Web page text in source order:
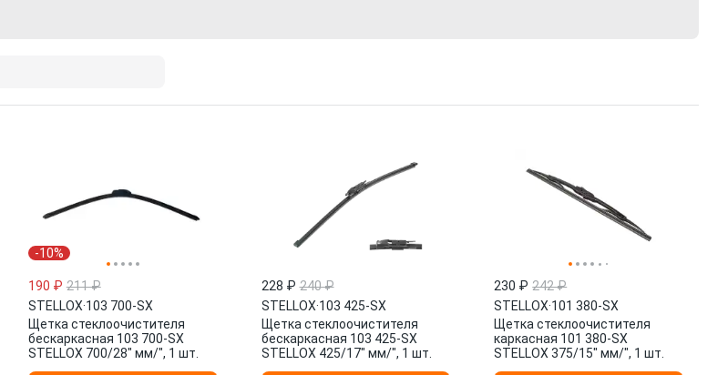
-10%
190 ₽ 211 ₽
STELLOX·103 700-SX
Щетка стеклоочистителя
бескаркасная 103 700-SX
STELLOX 700/28" мм/", 1 шт.
228 ₽ 240 ₽
STELLOX·103 425-SX
Щетка стеклоочистителя
бескаркасная 103 425-SX
STELLOX 425/17" мм/", 1 шт.
230 ₽ 242 ₽
STELLOX·101 380-SX
Щетка стеклоочистителя
каркасная 101 380-SX
STELLOX 375/15" мм/", 1 шт.